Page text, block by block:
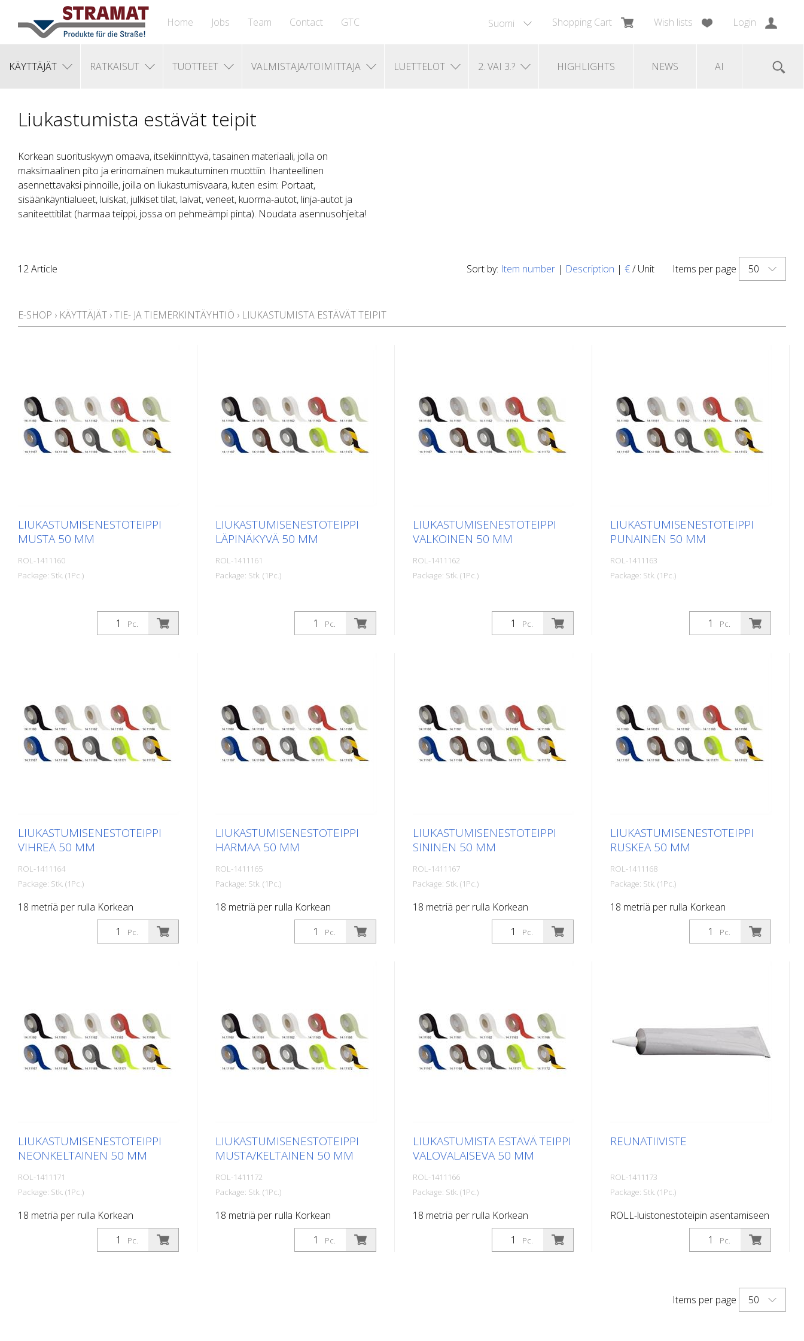
Suomi Shopping Cart Wish lists Login
Home Jobs Team Contact GTC
KÄYTTÄJÄT RATKAISUT TUOTTEET VALMISTAJA/TOIMITTAJA LUETTELOT 2. VAI 3.? HIGHLIGHTS NEWS AI
Liukastumista estävät teipit
Korkean suorituskyvyn omaava, itsekiinnittyvä, tasainen materiaali, jolla on
maksimaalinen pito ja erinomainen mukautuminen muottiin. Ihanteellinen
asennettavaksi pinnoille, joilla on liukastumisvaara, kuten esim: Portaat,
sisäänkäyntialueet, luiskat, julkiset tilat, laivat, veneet, kuorma-autot, linja-autot ja
saniteettitilat (harmaa teippi, jossa on pehmeämpi pinta). Noudata asennusohjeita!
Items per page 50
Sort by: Item number | Description | €/ Unit
12 Article
E-SHOP › KÄYTTÄJÄT ›TIE- JA TIEMERKINTÄYHTIÖ › LIUKASTUMISTA ESTÄVÄT TEIPIT
LIUKASTUMISENESTOTEIPPI
MUSTA 50 MM
ROL-1411160
Package: Stk. (1Pc.)
Pc.
LIUKASTUMISENESTOTEIPPI
LÄPINÄKYVÄ 50 MM
ROL-1411161
Package: Stk. (1Pc.)
Pc.
LIUKASTUMISENESTOTEIPPI
VALKOINEN 50 MM
ROL-1411162
Package: Stk. (1Pc.)
Pc.
LIUKASTUMISENESTOTEIPPI
PUNAINEN 50 MM
ROL-1411163
Package: Stk. (1Pc.)
Pc.
LIUKASTUMISENESTOTEIPPI
VIHREÄ 50 MM
ROL-1411164
Package: Stk. (1Pc.)
18 metriä per rulla Korkean
suorituskyvyn omaava, itseliimautuva,
litteä materiaali, jossa on
laivat, veneet, kuorma-autot, linja-
autot. Noudata munintaohjeita!
Pc.
LIUKASTUMISENESTOTEIPPI
HARMAA 50 MM
ROL-1411165
Package: Stk. (1Pc.)
18 metriä per rulla Korkean
suorituskyvyn omaava, itseliimautuva,
litteä materiaali, jossa on
laivat, veneet, kuorma-autot, linja-
autot. Noudata munintaohjeita!
Pc.
LIUKASTUMISENESTOTEIPPI
SININEN 50 MM
ROL-1411167
Package: Stk. (1Pc.)
18 metriä per rulla Korkean
suorituskyvyn omaava, itseliimautuva,
litteä materiaali, jossa on
laivat, veneet, kuorma-autot, linja-
autot. Noudata munintaohjeita!
Pc.
LIUKASTUMISENESTOTEIPPI
RUSKEA 50 MM
ROL-1411168
Package: Stk. (1Pc.)
18 metriä per rulla Korkean
suorituskyvyn omaava, itseliimautuva,
litteä materiaali, jossa on
autot. Noudata munintaohjeita!
Pc.
LIUKASTUMISENESTOTEIPPI
NEONKELTAINEN 50 MM
ROL-1411171
Package: Stk. (1Pc.)
18 metriä per rulla Korkean
suorituskyvyn omaava, itseliimautuva,
litteä materiaali, jossa on
Pc.
LIUKASTUMISENESTOTEIPPI
MUSTA/KELTAINEN 50 MM
ROL-1411172
Package: Stk. (1Pc.)
18 metriä per rulla Korkean
suorituskyvyn omaava, itseliimautuva,
litteä materiaali, jossa on
Pc.
LIUKASTUMISTA ESTÄVÄ TEIPPI
VALOVALAISEVA 50 MM
ROL-1411166
Package: Stk. (1Pc.)
18 metriä per rulla Korkean
suorituskyvyn omaava, itseliimautuva,
litteä materiaali, jossa on
Pc.
REUNATIIVISTE
ROL-1411173
Package: Stk. (1Pc.)
ROLL-luistonestoteipin asentamiseen
ulkotiloissa. PVC-pohjainen. Putki à
Pc.
Items per page 50